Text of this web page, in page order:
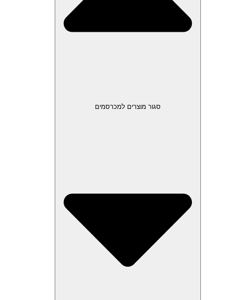
סגור מוצרים למכרסמים